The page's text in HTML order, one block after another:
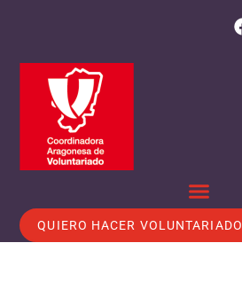
QUIERO HACER VOLUNTARIADO